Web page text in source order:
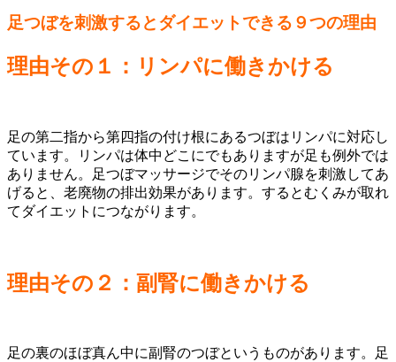
足つぼを刺激するとダイエットできる９つの理由
理由その１：リンパに働きかける
足の第二指から第四指の付け根にあるつぼはリンパに対応し
ています。リンパは体中どこにでもありますが足も例外では
ありません。足つぼマッサージでそのリンパ腺を刺激してあ
げると、老廃物の排出効果があります。するとむくみが取れ
てダイエットにつながります。
理由その２：副腎に働きかける
足の裏のほぼ真ん中に副腎のつぼというものがあります。足